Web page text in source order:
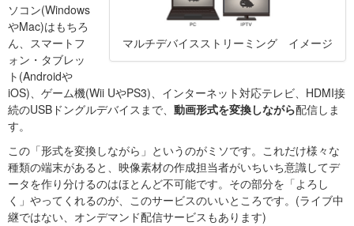
マルチデバイスストリーミング イメージ
ソコン(Windows
やMac)はもちろ
ん、スマートフ
ォン・タブレッ
ト(Androidや
iOS)、ゲーム機(Wii UやPS3)、インターネット対応テレビ、HDMI接
続のUSBドングルデバイスまで、 動画形式を変換しながら配信しま
す。
この「形式を変換しながら」というのがミソです。これだけ様々な
種類の端末があると、映像素材の作成担当者がいちいち意識してデ
ータを作り分けるのはほとんど不可能です。その部分を「よろし
く」やってくれるのが、このサービスのいいところです。(ライブ中
継ではない、オンデマンド配信サービスもあります)